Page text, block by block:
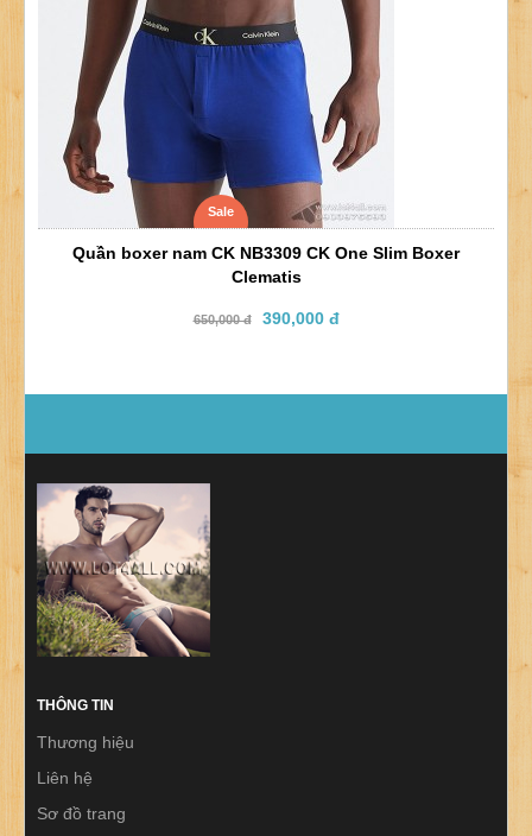
Sale
Quần boxer nam CK NB3309 CK One Slim Boxer
Clematis
650,000 đ 390,000 đ
THÔNG TIN
Thương hiệu
Liên hệ
Sơ đồ trang